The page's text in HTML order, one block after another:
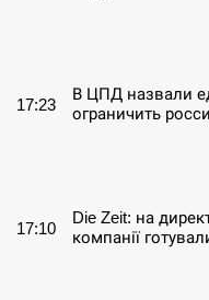
17:23
В ЦПД назвали
ограничить
17:10
Die Zeit: на
компанії